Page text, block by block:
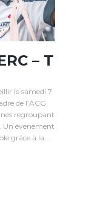
– T
le samedi 7
de l’ACG
regroupant
Un événement
grâce à la...